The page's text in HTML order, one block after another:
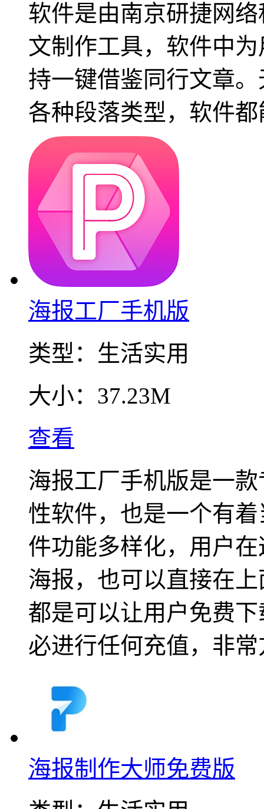
软件是由南京研捷网
文制作工具，软件中
持一键借鉴同行文章
各种段落类型，软件
海报工厂手机版
类型： 生活实用
大小： 37.23M
查看
海报工厂手机版是一
性软件，也是一个有
件功能多样化，用户
海报，也可以直接在
都是可以让用户免费
必进行任何充值，非
海报制作大师免费版